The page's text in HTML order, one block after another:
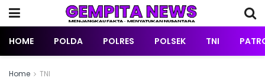
HOME POLDA POLRES POLSEK TNI
Home TNI